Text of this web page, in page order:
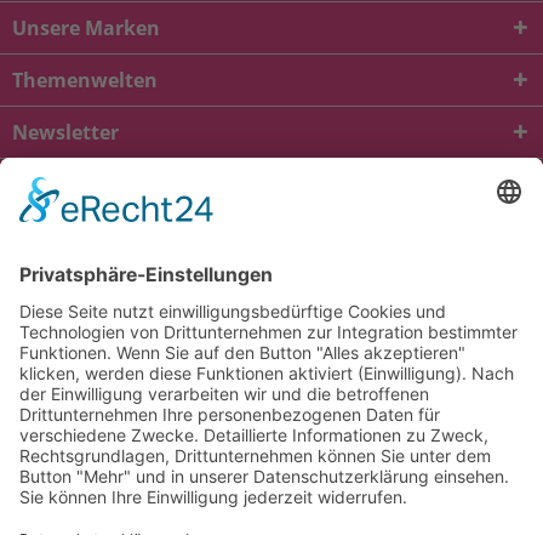
Unsere Marken
Themenwelten
Newsletter
* Alle Preise inkl. gesetzl. Mehrwertsteuer zzgl.
und ggf.
Nachnahmegebühren, wenn nicht anders beschrieben
viba.de
4.90von5.00bei1685
Kontakt Versandkosten und Lieferung
Zahlungsarten
FAQ – Häufig gestellte Fragen
Mein Konto
Allgemeine Geschäftsbedingungen
Datenschutz
Impressum
Barrierefreiheit
Cookie-Einstellungen
Widerrufsbelehrung
Vertrag widerrufen